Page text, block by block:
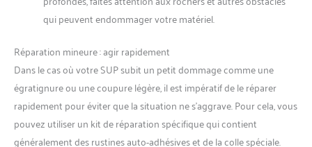
qui peuvent endommager votre matériel.
Réparation mineure : agir rapidement
Dans le cas où votre SUP subit un petit dommage comme une
égratignure ou une coupure légère, il est impératif de le réparer
rapidement pour éviter que la situation ne s’aggrave. Pour cela, vous
pouvez utiliser un kit de réparation spécifique qui contient
généralement des rustines auto-adhésives et de la colle spéciale.